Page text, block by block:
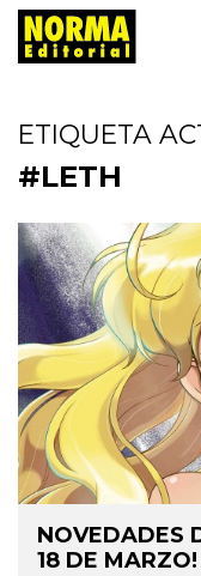
ETIQUETA
#LETH
NOVEDADES
18 DE MARZO!